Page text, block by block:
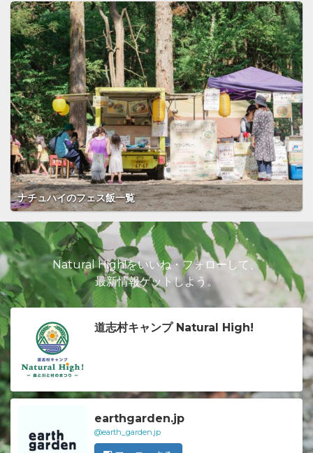
ナチュハイのフェス飯一覧
Natural High!をいいね・フォローして、
最新情報ゲットしよう。
道志村キャンプ Natural High!
earthgarden.jp
@earth_garden.jp